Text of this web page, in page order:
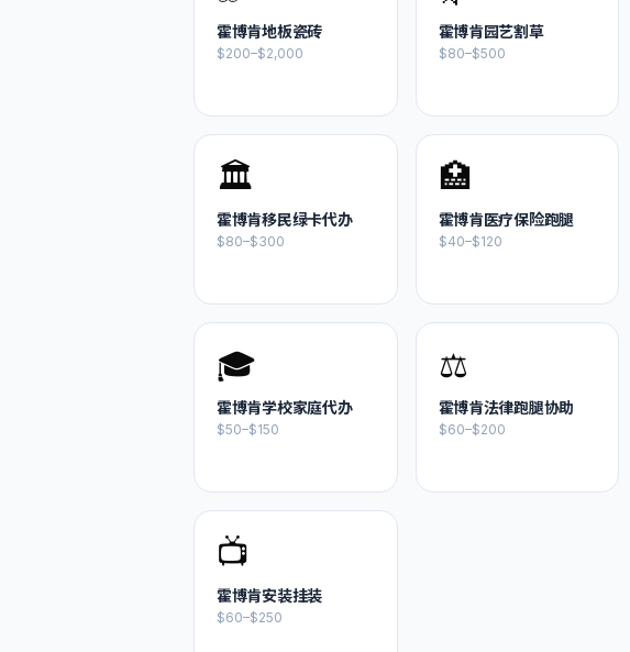
霍博肯地板瓷砖
$200–$2,000
霍博肯园艺割草
$80–$500
🏛️
霍博肯移民绿卡代办
$80–$300
🏥
霍博肯医疗保险跑腿
$40–$120
🎓
霍博肯学校家庭代办
$50–$150
⚖️
霍博肯法律跑腿协助
$60–$200
📺
霍博肯安装挂装
$60–$250